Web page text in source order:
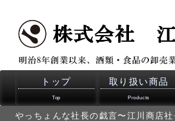
トップ
Top
取り扱い商品
Products
やっちょんな社長の戯言〜江川商店社